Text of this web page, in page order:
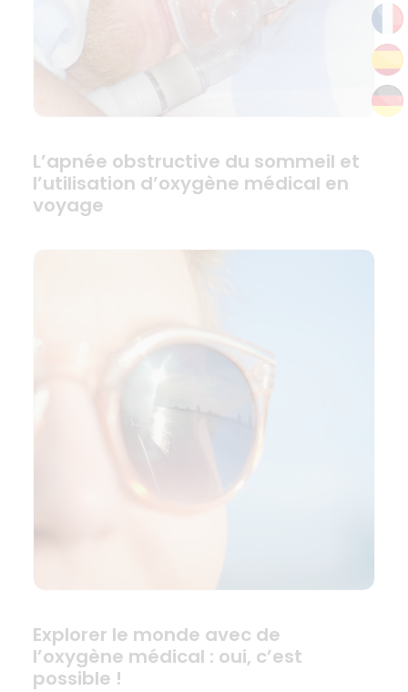
L’apnée obstructive du sommeil et
l’utilisation d’oxygène médical en
voyage
Explorer le monde avec de
l’oxygène médical : oui, c’est
possible !